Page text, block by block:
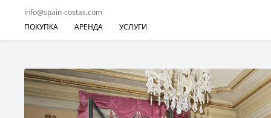
info@spain-costas.com
ПОКУПКА
АРЕНДА УСЛУГИ